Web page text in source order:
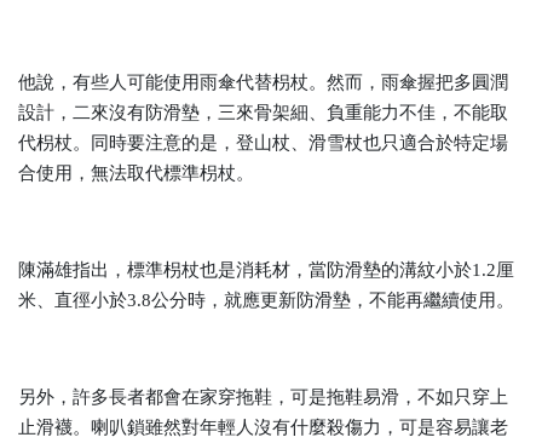
他說，有些人可能使用雨傘代替枴杖。然而，雨傘握把多圓潤
設計，二來沒有防滑墊，三來骨架細、負重能力不佳，不能取
代枴杖。同時要注意的是，登山杖、滑雪杖也只適合於特定場
合使用，無法取代標準枴杖。
陳滿雄指出，標準枴杖也是消耗材，當防滑墊的溝紋小於1.2厘
米、直徑小於3.8公分時，就應更新防滑墊，不能再繼續使用。
另外，許多長者都會在家穿拖鞋，可是拖鞋易滑，不如只穿上
止滑襪。喇叭鎖雖然對年輕人沒有什麼殺傷力，可是容易讓老